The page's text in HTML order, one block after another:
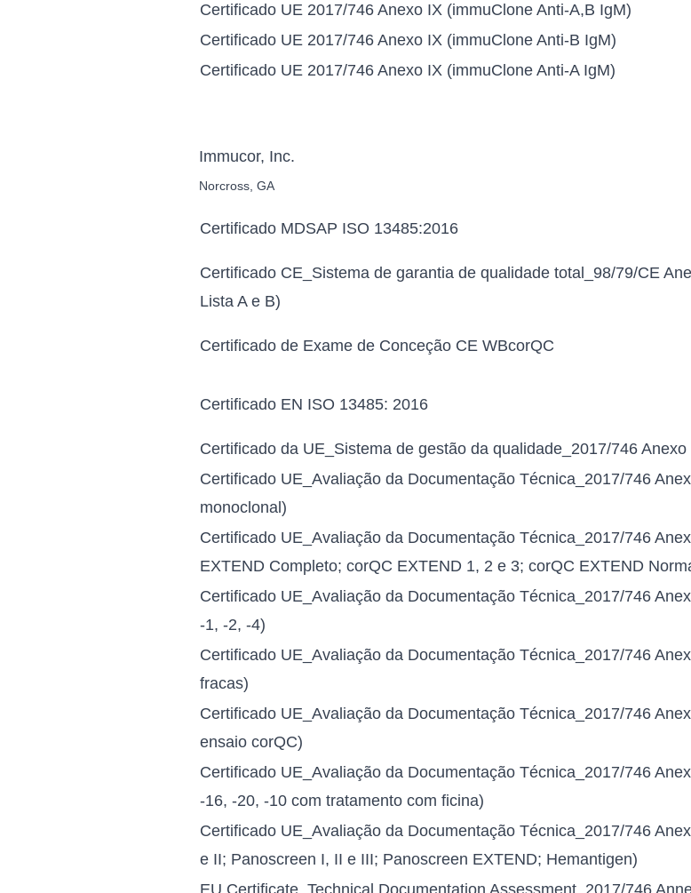
Certificado UE 2017/746 Anexo IX (immuClone Anti-A,B IgM)
Certificado UE 2017/746 Anexo IX (immuClone Anti-B IgM)
Certificado UE 2017/746 Anexo IX (immuClone Anti-A IgM)
Immucor, Inc.
Norcross, GA
Certificado MDSAP ISO 13485:2016
Certificado CE_Sistema de garantia de qualidade total_98/79/CE
Lista A e B)
Certificado de Exame de Conceção CE WBcorQC
Certificado EN ISO 13485: 2016
Certificado da UE_Sistema de gestão da qualidade_2017/746
Certificado UE_Avaliação da Documentação Técnica_2017/746
monoclonal)
Certificado UE_Avaliação da Documentação Técnica_2017/746
EXTEND Completo; corQC EXTEND 1, 2 e 3; corQC EXTEND
Certificado UE_Avaliação da Documentação Técnica_2017/746
-1, -2, -4)
Certificado UE_Avaliação da Documentação Técnica_2017/746
fracas)
Certificado UE_Avaliação da Documentação Técnica_2017/746
ensaio corQC)
Certificado UE_Avaliação da Documentação Técnica_2017/746
-16, -20, -10 com tratamento com ficina)
Certificado UE_Avaliação da Documentação Técnica_2017/746
e II; Panoscreen I, II e III; Panoscreen EXTEND; Hemantigen)